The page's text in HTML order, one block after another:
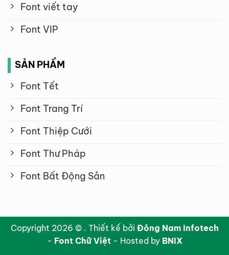
Font viết tay
Font VIP
SẢN PHẨM
Font Tết
Font Trang Trí
Font Thiệp Cưới
Font Thư Pháp
Font Bất Động Sản
Copyright 2026 © . Thiết kế bởi Đông Nam Infotech
- Font Chữ Việt- Hosted by BNIX